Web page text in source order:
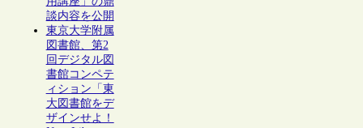
談内容を公開
東京大学附属
図書館、第2
回デジタル図
書館コンペテ
ィション「東
大図書館をデ
ザインせよ！